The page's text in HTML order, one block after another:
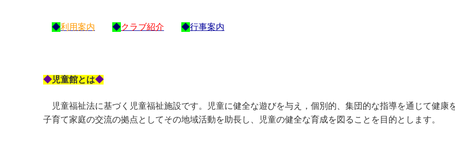
◆利用案内 ◆クラブ紹介 ◆行事案内
◆児童館とは◆
児童福祉法に基づく児童福祉施設です。
児童に健全な遊びを与え，個別的、集団的な指導を通じて健
子育て家庭の交流の拠点としてその地域活動を助長し、児童の健全な育成を図ることを目的とします。